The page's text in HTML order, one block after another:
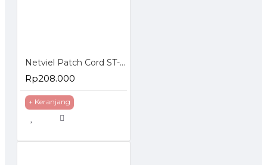
Netviel Patch Cord ST-SC Multimode
Rp208.000
+ Keranjang